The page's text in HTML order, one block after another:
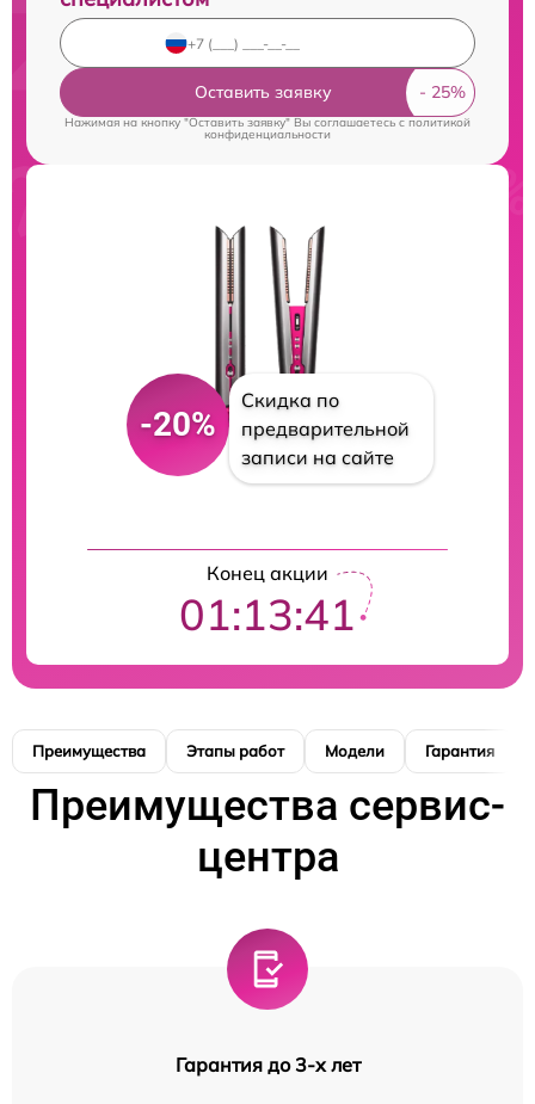
Оставить заявку
Нажимая на кнопку "Оставить заявку" Вы соглашаетесь cполитикой
конфиденциальности
-20%
Скидка по
предварительной
записи на сайте
Конец акции
01:13:40
Преимущества Этапы работ Модели Гарантия
Преимущества сервис-
центра
Гарантия до 3-х лет